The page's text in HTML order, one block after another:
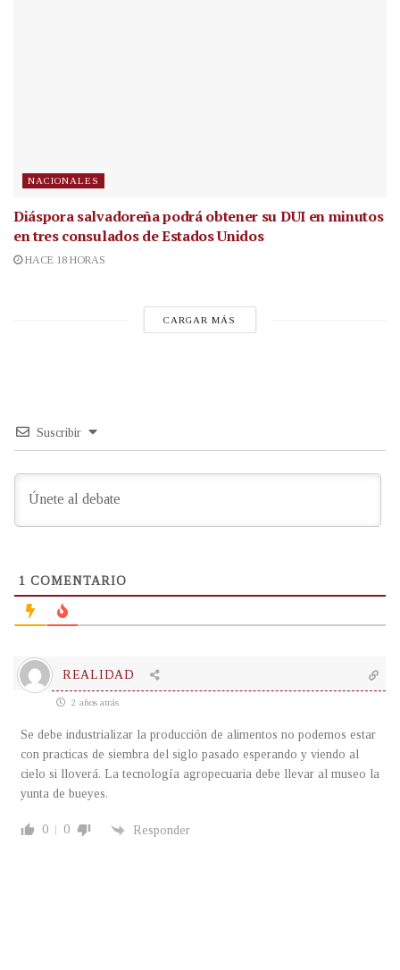
NACIONALES
Diáspora salvadoreña podrá obtener su DUI en minutos
en tres consulados de Estados Unidos
HACE 18 HORAS
CARGAR MÁS
Suscribir
1 COMENTARIO
REALIDAD
2 años atrás
Se debe industrializar la producción de alimentos no podemos estar
con practicas de siembra del siglo pasado esperando y viendo al
cielo si lloverá. La tecnología agropecuaria debe llevar al museo la
yunta de bueyes.
0 0 Responder